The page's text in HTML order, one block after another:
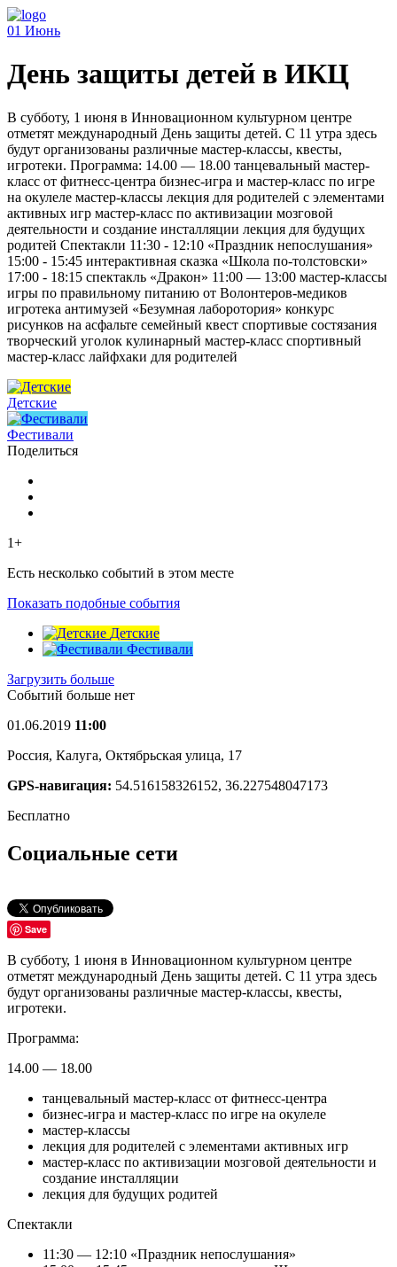
01 Июнь
День защиты детей в ИКЦ
В субботу, 1 июня в Инновационном культурном центре
отметят международный День защиты детей. С 11 утра здесь
будут организованы различные мастер-классы, квесты,
игротеки. Программа: 14.00 — 18.00 танцевальный мастер-
класс от фитнесс-центра бизнес-игра и мастер-класс по игре
на окулеле мастер-классы лекция для родителей с элементами
активных игр мастер-класс по активизации мозговой
деятельности и создание инсталляции лекция для будущих
родитей Спектакли 11:30 - 12:10 «Праздник непослушания»
15:00 - 15:45 интерактивная сказка «Школа по-толстовски»
17:00 - 18:15 спектакль «Дракон» 11:00 — 13:00 мастер-классы
игры по правильному питанию от Волонтеров-медиков
игротека антимузей «Безумная лаборотория» конкурс
рисунков на асфальте семейный квест спортивые состязания
творческий уголок кулинарный мастер-класс спортивный
мастер-класс лайфхаки для родителей
Детские
Фестивали
Поделиться
1+
Есть несколько событий в этом месте
Показать подобные события
Детские
Фестивали
Загрузить больше
Событий больше нет
01.06.2019 11:00
Россия, Калуга, Октябрьская улица, 17
GPS-навигация: 54.516158326152, 36.227548047173
Бесплатно
Социальные сети
Save
В субботу, 1 июня в Инновационном культурном центре
отметят международный День защиты детей. С 11 утра здесь
будут организованы различные мастер-классы, квесты,
игротеки.
Программа:
14.00 — 18.00
танцевальный мастер-класс от фитнесс-центра
бизнес-игра и мастер-класс по игре на окулеле
мастер-классы
лекция для родителей с элементами активных игр
мастер-класс по активизации мозговой деятельности и
создание инсталляции
лекция для будущих родитей
Спектакли
11:30 — 12:10 «Праздник непослушания»